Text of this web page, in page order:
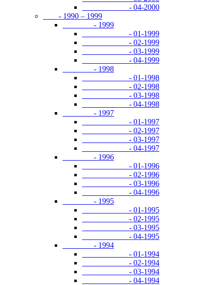
- 04-2000
- 1990 – 1999
- 1999
- 01-1999
- 02-1999
- 03-1999
- 04-1999
- 1998
- 01-1998
- 02-1998
- 03-1998
- 04-1998
- 1997
- 01-1997
- 02-1997
- 03-1997
- 04-1997
- 1996
- 01-1996
- 02-1996
- 03-1996
- 04-1996
- 1995
- 01-1995
- 02-1995
- 03-1995
- 04-1995
- 1994
- 01-1994
- 02-1994
- 03-1994
- 04-1994